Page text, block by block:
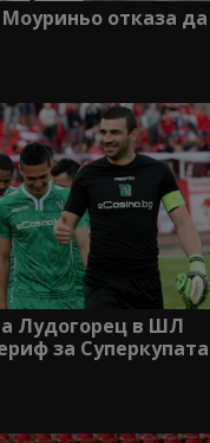
отказа да
Лудогорец в ШЛ
за Суперкупата